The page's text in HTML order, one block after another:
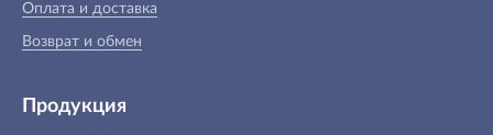
Оплата и доставка
Возврат и обмен
Продукция